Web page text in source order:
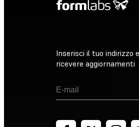
Inserisci il tuo indirizzo
ricevere aggiornamenti